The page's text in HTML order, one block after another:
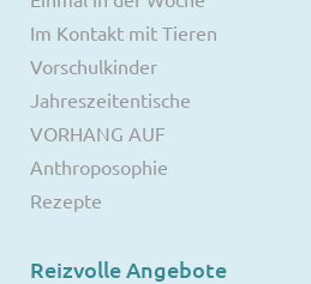
Im Kontakt mit Tieren
Vorschulkinder
Jahreszeitentische
VORHANG AUF
Anthroposophie
Rezepte
Reizvolle Angebote